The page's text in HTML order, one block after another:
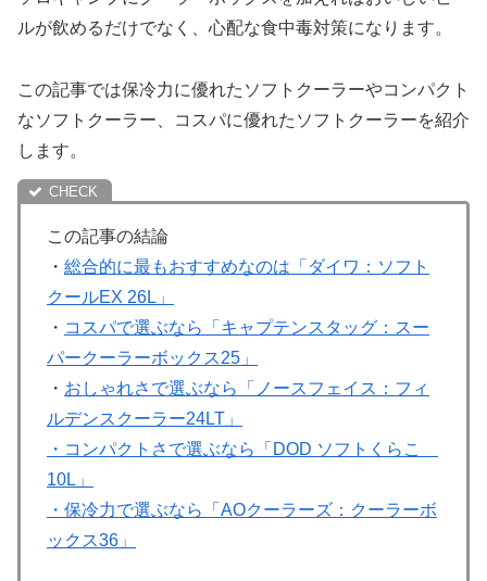
ルが飲めるだけでなく、心配な食中毒対策になります。
この記事では保冷力に優れたソフトクーラーやコンパクト
なソフトクーラー、コスパに優れたソフトクーラーを紹介
します。
この記事の結論
・ 総合的に最もおすすめなのは「ダイワ：ソフト
クールEX 26L」
・ コスパで選ぶなら「キャプテンスタッグ：スー
パークーラーボックス25」
・ おしゃれさで選ぶなら「ノースフェイス：フィ
ルデンスクーラー24LT」
・コンパクトさで選ぶなら「DOD ソフトくらこ
10L」
・保冷力で選ぶなら「AOクーラーズ：クーラーボ
ックス36」